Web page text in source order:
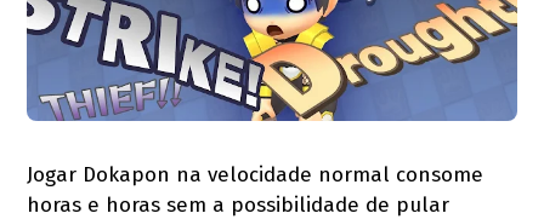
Jogar Dokapon na velocidade normal consome
horas e horas sem a possibilidade de pular